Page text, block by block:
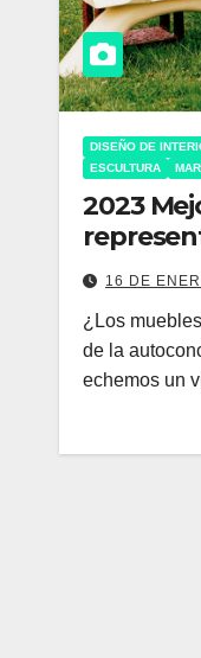
DISEÑO DE
ESCULTURA
2023
16 DE
¿Los
de la
echemos un